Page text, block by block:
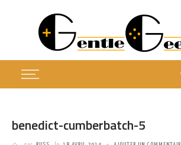
benedict-cumberbatch-5